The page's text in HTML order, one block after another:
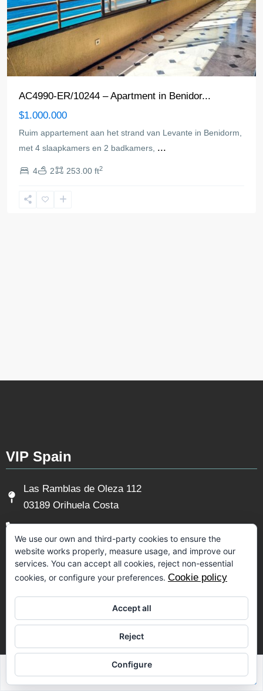
AC4990-ER/10244 – Apartment in Benidor...
$1.000.000
Ruim appartement aan het strand van Levante in Benidorm,
met 4 slaapkamers en 2 badkamers, ...
4 2 253.00 ft2
VIP Spain
Las Ramblas de Oleza 112
03189 Orihuela Costa
+34 622 45 21 56
info@vipspain.be
Juridische informatie
Cookie Policy
We use our own and third-party cookies to ensure the
website works properly, measure usage, and improve our
services. You can accept all cookies, reject non-essential
cookies, or configure your preferences. Cookie policy
Accept all
Reject
Configure